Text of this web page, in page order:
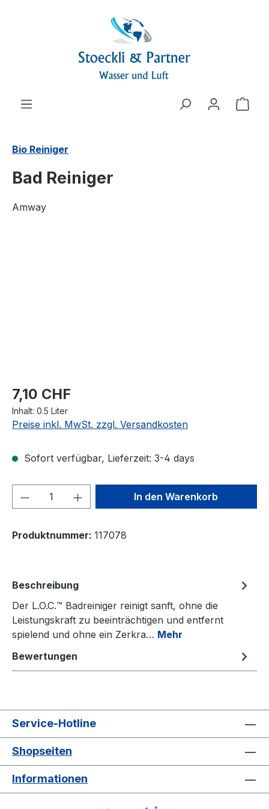
Bio Reiniger
Bad Reiniger
Amway
7,10 CHF
Inhalt: 0.5 Liter
Preise inkl. MwSt. zzgl. Versandkosten
Sofort verfügbar, Lieferzeit: 3-4 days
Produkt Anzahl: Gib denIn den Warenkorb
Produktnummer: 117078
Beschreibung
Der L.O.C.™ Badreiniger reinigt sanft, ohne die
Leistungskraft zu beeinträchtigen und entfernt
spielend und ohne ein Zerkra… Mehr
Bewertungen
Service-Hotline
Shopseiten
Informationen